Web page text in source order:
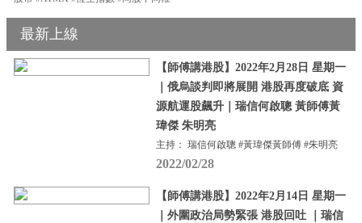
最新上線
【師傅講港股】2022年2月28日 星期一
｜俄烏談判即將展開 港股再度破底 資
源航運股飆升｜瑞信何啟聰 黃師傅黃
瑋傑 朱明亮
主持： 瑞信何啟聰 #黃瑋傑黃師傅 #朱明亮
2022/02/28
【師傅講港股】2022年2月14日 星期一
｜外圍政治局勢緊張 港股回吐 ｜瑞信